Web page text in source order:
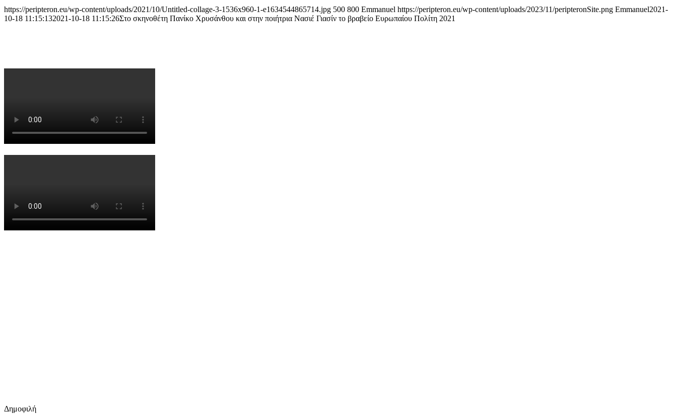
https://peripteron.eu/wp-content/uploads/2021/10/Untitled-collage-3-1536x960-1-e1634544865714.jpg 500 800 Emmanuel https://peripteron.eu/wp-content/uploads/2023/11/peripteronSite.png Emmanuel2021-
10-18 11:15:132021-10-18 11:15:26Στο σκηνοθέτη Πανίκο Χρυσάνθου και στην ποιήτρια Νασιέ Γιασίν το βραβείο Ευρωπαίου Πολίτη 2021
Δημοφιλή